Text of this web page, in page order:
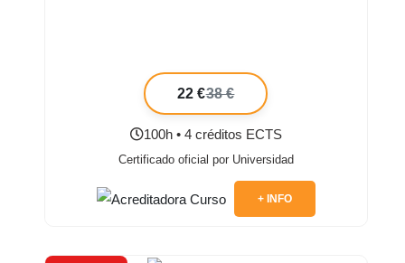
22 €38 €
100h • 4 créditos ECTS
Certificado oficial por Universidad
+ INFO